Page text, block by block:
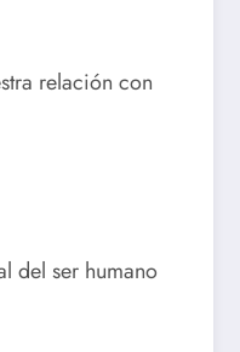
relación con
del ser humano